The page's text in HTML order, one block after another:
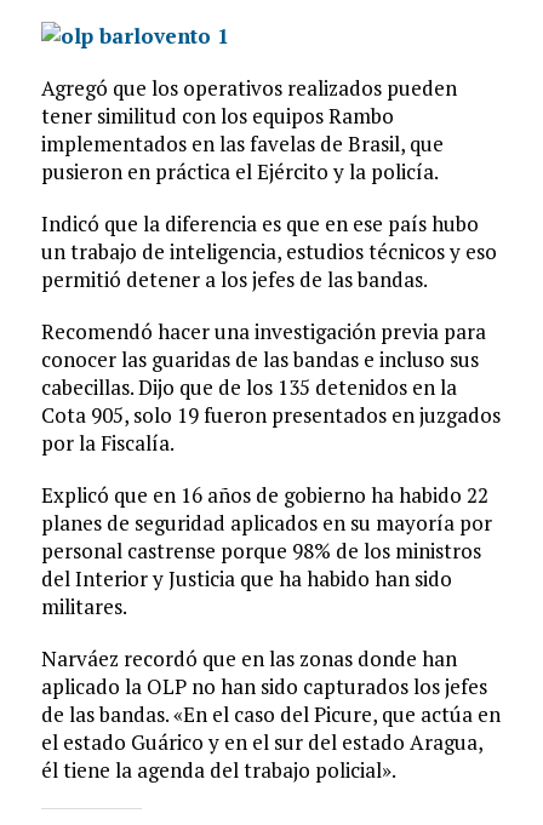
Agregó que los operativos realizados pueden
tener similitud con los equipos Rambo
implementados en las favelas de Brasil, que
pusieron en práctica el Ejército y la policía.
Indicó que la diferencia es que en ese país hubo
un trabajo de inteligencia, estudios técnicos y eso
permitió detener a los jefes de las bandas.
Recomendó hacer una investigación previa para
conocer las guaridas de las bandas e incluso sus
cabecillas. Dijo que de los 135 detenidos en la
Cota 905, solo 19 fueron presentados en juzgados
por la Fiscalía.
Explicó que en 16 años de gobierno ha habido 22
planes de seguridad aplicados en su mayoría por
personal castrense porque 98% de los ministros
del Interior y Justicia que ha habido han sido
militares.
Narváez recordó que en las zonas donde han
aplicado la OLP no han sido capturados los jefes
de las bandas. «En el caso del Picure, que actúa en
el estado Guárico y en el sur del estado Aragua,
él tiene la agenda del trabajo policial».